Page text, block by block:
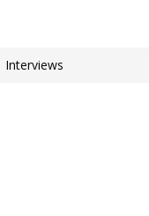
Interviews